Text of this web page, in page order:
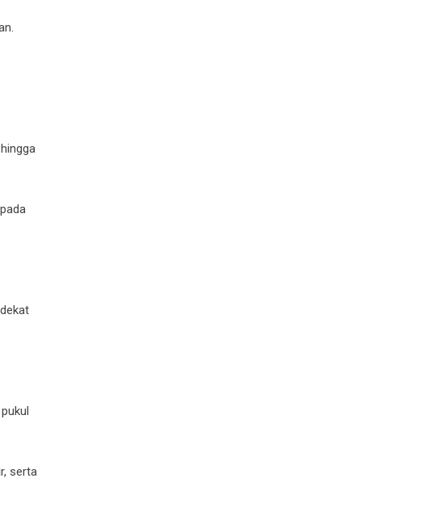
serta